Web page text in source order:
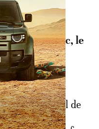
au Maroc, le
1983), figure
français,
général de
1951 au 31